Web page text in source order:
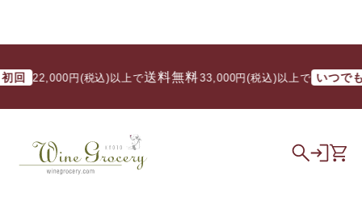
円(税込)以上で送料無料/ 33,000円(税込)以上で いつでも 送料